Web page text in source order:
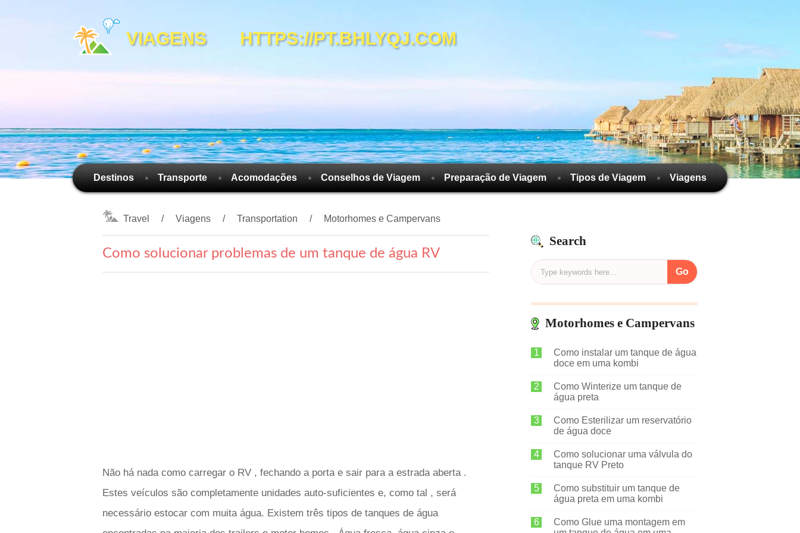
VIAGENS HTTPS://PT.BHLYQJ.COM
Destinos Transporte Acomodações Conselhos de Viagem Preparação de Viagem Tipos de Viagem Viagens
Travel Viagens Transportation Motorhomes e Campervans
Como solucionar problemas de um tanque de água RV
Não há nada como carregar o RV , fechando a porta e sair para a estrada aberta .
Estes veículos são completamente unidades auto-suficientes e, como tal , será
necessário estocar com muita água. Existem três tipos de tanques de água
Search
Motorhomes e Campervans
Como instalar um tanque de água
doce em uma kombi
Como Winterize um tanque de
água preta
Como Esterilizar um reservatório
de água doce
Como solucionar uma válvula do
tanque RV Preto
Como substituir um tanque de
água preta em uma kombi
Como Glue uma montagem em